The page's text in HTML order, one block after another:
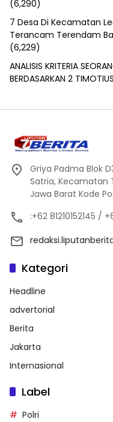
(6,290)
7 Desa Di Kecamatan
Terancam Terendam
(6,229)
ANALISIS KRITERIA
BERDASARKAN 2
Griya Padma Blok
Satria, Kecamatan
Jawa Barat Kode
:+62 81210152145 /
Kategori
Headline
advertorial
Berita
Jakarta
Internasional
Label
Polri